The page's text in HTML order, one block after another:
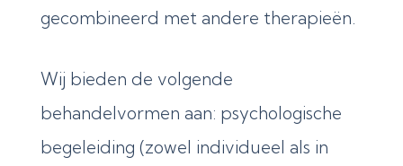
gecombineerd met andere therapieën.
Wij bieden de volgende
behandelvormen aan: psychologische
begeleiding (zowel individueel als in